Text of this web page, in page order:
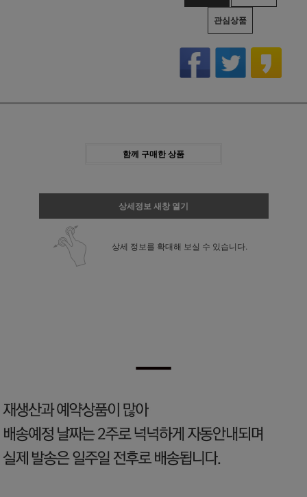
관심상품
함께 구매한 상품
상세정보 새창 열기
상세 정보를 확대해 보실 수 있습니다.